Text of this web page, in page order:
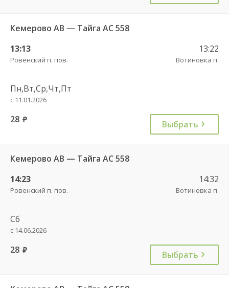
Кемерово АВ — Тайга АС 558
13:13
Ровенский п. пов.
13:22
Вотиновка п.
Пн,Вт,Ср,Чт,Пт
с 11.01.2026
28 руб. Выбрать
Кемерово АВ — Тайга АС 558
14:23
Ровенский п. пов.
14:32
Вотиновка п.
Сб
с 14.06.2026
28 руб. Выбрать